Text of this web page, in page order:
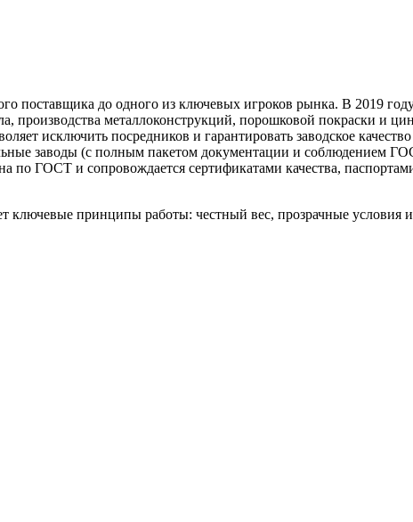
поставщика до одного из ключевых игроков рынка. В 2019
производства металлоконструкций, порошковой покраски и
исключить посредников и гарантировать заводское
заводы (с полным пакетом документации и соблюдением
по ГОСТ и сопровождается сертификатами качества,
принципы работы: честный вес, прозрачные условия